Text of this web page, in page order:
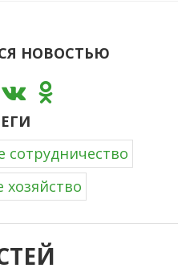
НОВОСТЬЮ
сотрудничество
хозяйство